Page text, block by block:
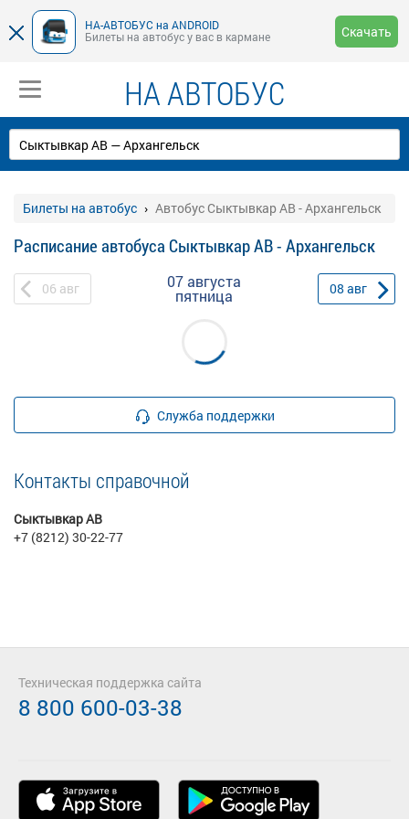
НА-АВТОБУС на ANDROID
Билеты на автобус у вас в кармане
Скачать
НА АВТОБУС
Билеты на автобус Автобус Сыктывкар АВ - Архангельск
Расписание автобуса Сыктывкар АВ - Архангельск
06 авг 07 августа
пятница 08 авг
Служба поддержки
Контакты справочной
Сыктывкар АВ
+7 (8212) 30-22-77
Техническая поддержка сайта
8 800 600-03-38